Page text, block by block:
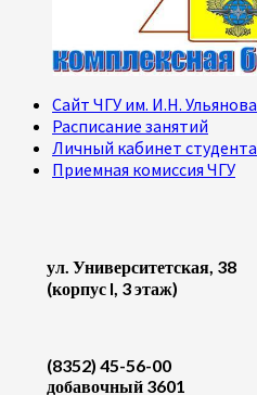
Сайт ЧГУ им. И.Н. Ульянова
Расписание занятий
Личный кабинет студента
Приемная комиссия ЧГУ
ул. Университетская, 38
(корпус I, 3 этаж)
(8352) 45-56-00
добавочный 3601